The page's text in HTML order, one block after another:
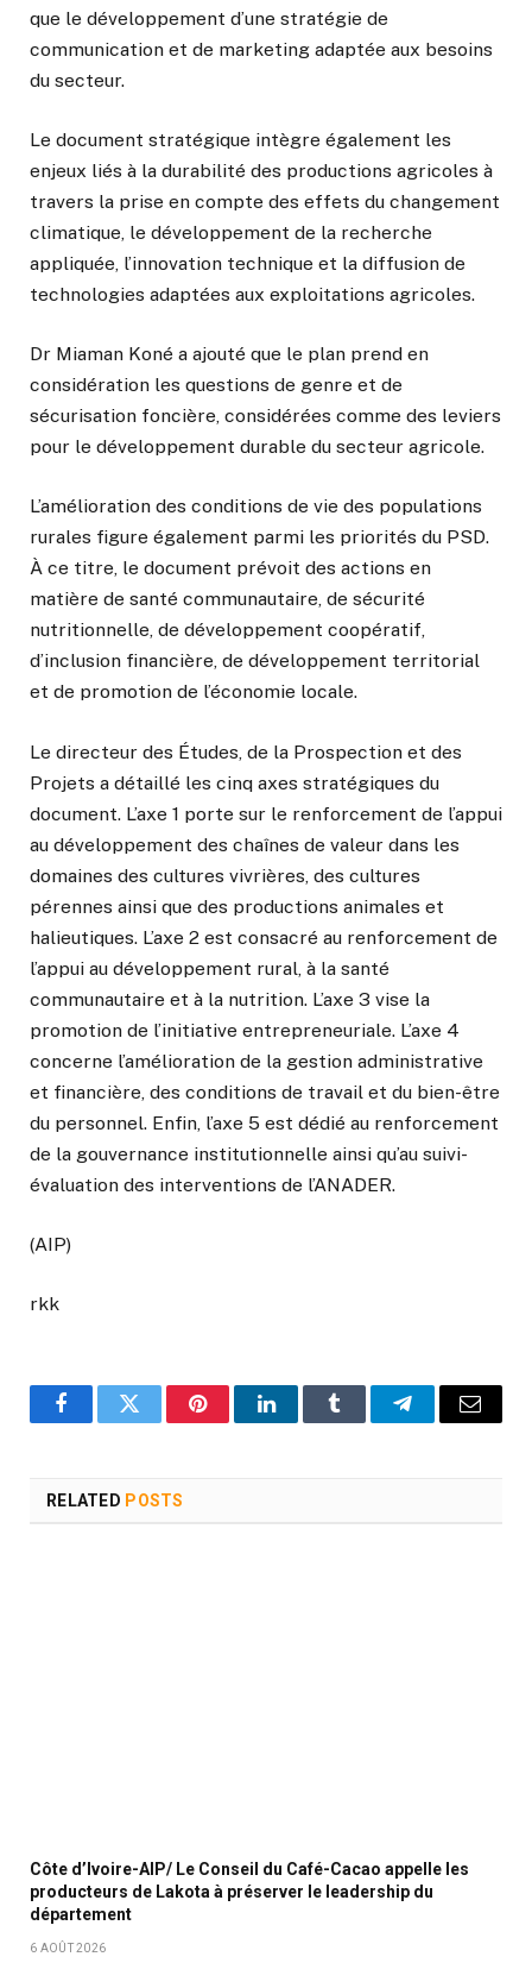
que le développement d’une stratégie de
communication et de marketing adaptée aux besoins
du secteur.
Le document stratégique intègre également les
enjeux liés à la durabilité des productions agricoles à
travers la prise en compte des effets du changement
climatique, le développement de la recherche
appliquée, l’innovation technique et la diffusion de
technologies adaptées aux exploitations agricoles.
Dr Miaman Koné a ajouté que le plan prend en
considération les questions de genre et de
sécurisation foncière, considérées comme des leviers
pour le développement durable du secteur agricole.
L’amélioration des conditions de vie des populations
rurales figure également parmi les priorités du PSD.
À ce titre, le document prévoit des actions en
matière de santé communautaire, de sécurité
nutritionnelle, de développement coopératif,
d’inclusion financière, de développement territorial
et de promotion de l’économie locale.
Le directeur des Études, de la Prospection et des
Projets a détaillé les cinq axes stratégiques du
document. L’axe 1 porte sur le renforcement de l’appui
au développement des chaînes de valeur dans les
domaines des cultures vivrières, des cultures
pérennes ainsi que des productions animales et
halieutiques. L’axe 2 est consacré au renforcement de
l’appui au développement rural, à la santé
communautaire et à la nutrition. L’axe 3 vise la
promotion de l’initiative entrepreneuriale. L’axe 4
concerne l’amélioration de la gestion administrative
et financière, des conditions de travail et du bien-être
du personnel. Enfin, l’axe 5 est dédié au renforcement
de la gouvernance institutionnelle ainsi qu’au suivi-
évaluation des interventions de l’ANADER.
(AIP)
rkk
FacebookTwitter PinterestLinkedInTumblr TelegramEmail
RELATED POSTS
Côte d’Ivoire-AIP/ Le Conseil du Café-Cacao appelle les
producteurs de Lakota à préserver le leadership du
département
6 AOÛT 2026